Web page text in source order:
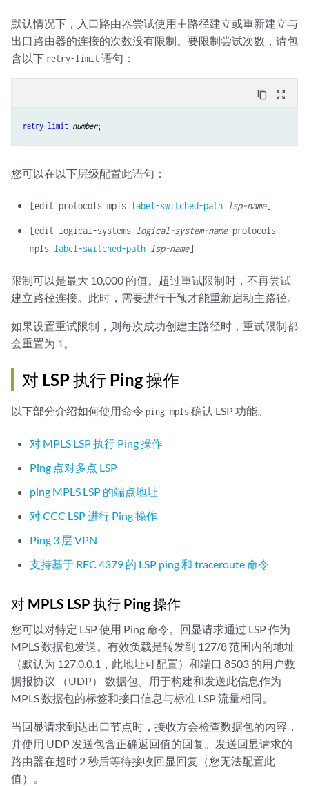
默认情况下，入口路由器尝试使用主路径建立或重新建立与
出口路由器的连接的次数没有限制。要限制尝试次数，请包
含以下 retry-limit语句：
content_copy zoom_out_map
retry-limit number
您可以在以下层级配置此语句：
[edit protocols mpls label-switched-path lsp-name]
[edit logical-systems logical-system-nameprotocols
mpls label-switched-path lsp-name]
限制可以是最大 10,000 的值。超过重试限制时，不再尝试
建立路径连接。此时，需要进行干预才能重新启动主路径。
如果设置重试限制，则每次成功创建主路径时，重试限制都
会重置为 1。
对 LSP 执行 Ping 操作
以下部分介绍如何使用命令 ping mpls确认 LSP 功能。
对 MPLS LSP 执行 Ping 操作
Ping 点对多点 LSP
ping MPLS LSP 的端点地址
对 CCC LSP 进行 Ping 操作
Ping 3 层 VPN
支持基于 RFC 4379 的 LSP ping 和 traceroute 命令
对 MPLS LSP 执行 Ping 操作
您可以对特定 LSP 使用 Ping 命令。回显请求通过 LSP 作为
MPLS 数据包发送。有效负载是转发到 127/8 范围内的地址
（默认为 127.0.0.1，此地址可配置）和端口 8503 的用户数
据报协议 （UDP） 数据包。用于构建和发送此信息作为
MPLS 数据包的标签和接口信息与标准 LSP 流量相同。
当回显请求到达出口节点时，接收方会检查数据包的内容，
并使用 UDP 发送包含正确返回值的回复。发送回显请求的
路由器在超时 2 秒后等待接收回显回复（您无法配置此
值）。